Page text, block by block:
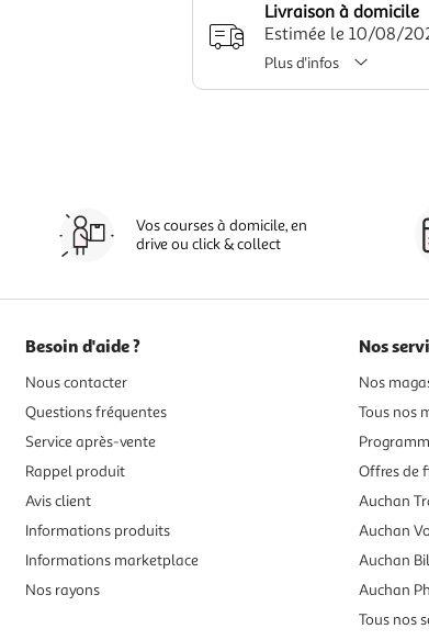
Livraison à domicile
Estimée le 10/08/
Plus d'infos
Vos courses à domicile, en
drive ou click & collect
Besoin d'aide ?
Nous contacter
Questions fréquentes
Service après-vente
Rappel produit
Avis client
Informations produits
Informations marketplace
Nos rayons
Nos
Nos
Tous nos
Offres de
Auchan
Auchan
Auchan
Auchan
Tous nos